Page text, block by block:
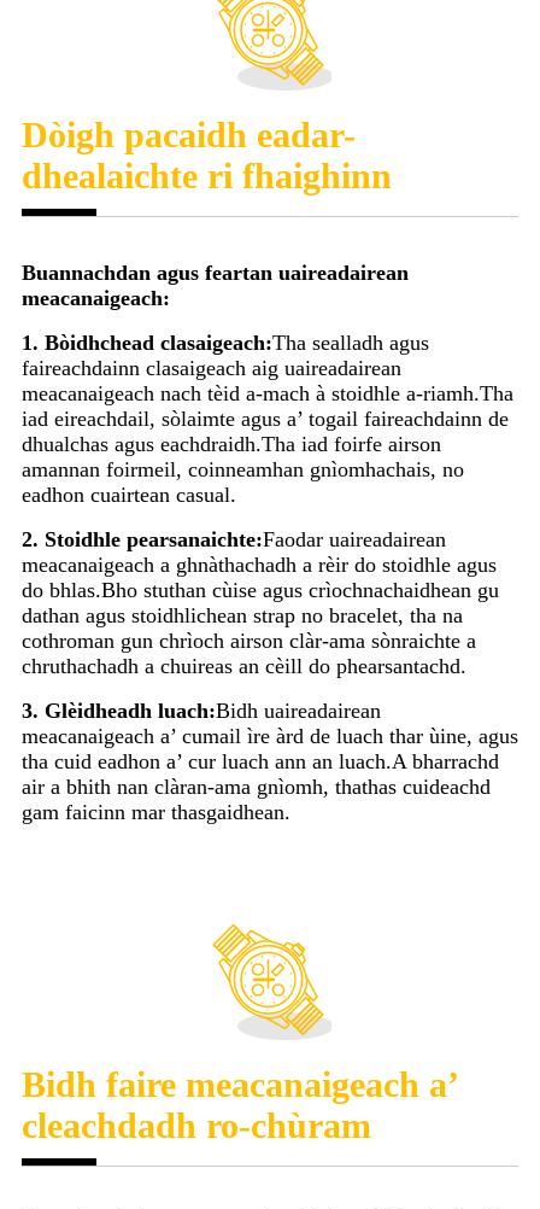
Dòigh pacaidh eadar-
dhealaichte ri fhaighinn
Buannachdan agus feartan uaireadairean
meacanaigeach:
1. Bòidhchead clasaigeach:Tha sealladh agus
faireachdainn clasaigeach aig uaireadairean
meacanaigeach nach tèid a-mach à stoidhle a-riamh.Tha
iad eireachdail, sòlaimte agus a’ togail faireachdainn de
dhualchas agus eachdraidh.Tha iad foirfe airson
amannan foirmeil, coinneamhan gnìomhachais, no
eadhon cuairtean casual.
2. Stoidhle pearsanaichte:Faodar uaireadairean
meacanaigeach a ghnàthachadh a rèir do stoidhle agus
do bhlas.Bho stuthan cùise agus crìochnachaidhean gu
dathan agus stoidhlichean strap no bracelet, tha na
cothroman gun chrìoch airson clàr-ama sònraichte a
chruthachadh a chuireas an cèill do phearsantachd.
3. Glèidheadh ​​luach:Bidh uaireadairean
meacanaigeach a’ cumail ìre àrd de luach thar ùine, agus
tha cuid eadhon a’ cur luach ann an luach.A bharrachd
air a bhith nan clàran-ama gnìomh, thathas cuideachd
gam faicinn mar thasgaidhean.
Bidh faire meacanaigeach a’
cleachdadh ro-chùram